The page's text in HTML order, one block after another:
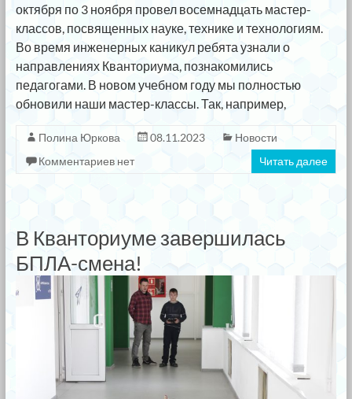
октября по 3 ноября провел восемнадцать мастер-
классов, посвященных науке, технике и технологиям.
Во время инженерных каникул ребята узнали о
направлениях Кванториума, познакомились
педагогами. В новом учебном году мы полностью
обновили наши мастер-классы. Так, например,
Полина Юркова 08.11.2023
Новости
Комментариев нет
Читать далее
В Кванториуме завершилась
БПЛА-смена!